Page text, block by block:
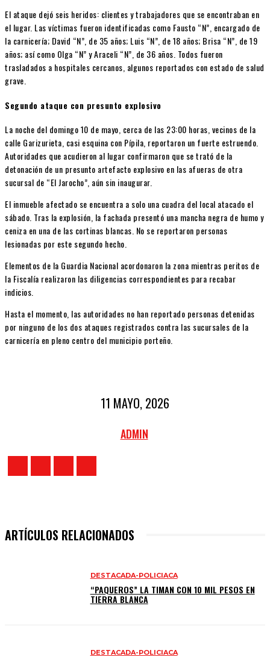
El ataque dejó seis heridos: clientes y trabajadores que se encontraban en
el lugar. Las víctimas fueron identificadas como Fausto “N”, encargado de
la carnicería; David “N”, de 35 años; Luis “N”, de 18 años; Brisa “N”, de 19
años; así como Olga “N” y Araceli “N”, de 36 años. Todos fueron
trasladados a hospitales cercanos, algunos reportados con estado de salud
grave.
Segundo ataque con presunto explosivo
La noche del domingo 10 de mayo, cerca de las 23:00 horas, vecinos de la
calle Garizurieta, casi esquina con Pípila, reportaron un fuerte estruendo.
Autoridades que acudieron al lugar confirmaron que se trató de la
detonación de un presunto artefacto explosivo en las afueras de otra
sucursal de “El Jarocho”, aún sin inaugurar.
El inmueble afectado se encuentra a solo una cuadra del local atacado el
sábado. Tras la explosión, la fachada presentó una mancha negra de humo y
ceniza en una de las cortinas blancas. No se reportaron personas
lesionadas por este segundo hecho.
Elementos de la Guardia Nacional acordonaron la zona mientras peritos de
la Fiscalía realizaron las diligencias correspondientes para recabar
indicios.
Hasta el momento, las autoridades no han reportado personas detenidas
por ninguno de los dos ataques registrados contra las sucursales de la
carnicería en pleno centro del municipio porteño.
11 MAYO, 2026
ADMIN
ARTÍCULOS RELACIONADOS
DESTACADA-POLICIACA
“PAQUEROS” LA TIMAN CON 10 MIL PESOS EN
TIERRA BLANCA
DESTACADA-POLICIACA